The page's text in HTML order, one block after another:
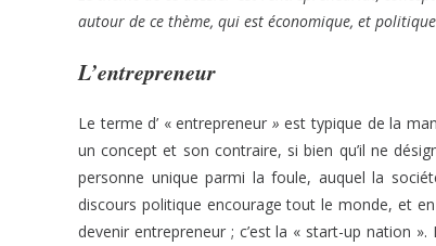
autour de ce thème, qui est économique, et
L’entrepreneur
Le terme d’ « entrepreneur » est typique de la
un concept et son contraire, si bien qu’il ne
personne unique parmi la foule, auquel la
discours politique encourage tout le monde, et
devenir entrepreneur ; c’est la « start-up nation